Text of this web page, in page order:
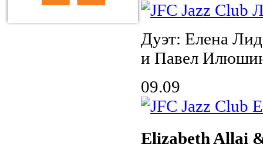
Дуэт: Елена
и Павел
09.09
Elizabeth Allai